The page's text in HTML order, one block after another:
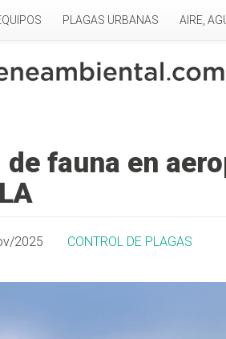
PLAGAS URBANAS AIRE,
fauna en
2025 CONTROL DE PLAGAS